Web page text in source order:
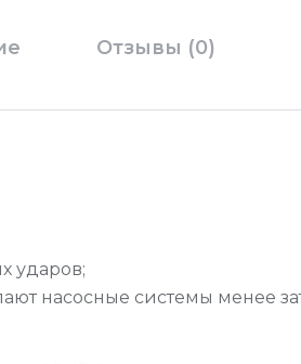
Отзывы (0)
ударов;
насосные системы менее